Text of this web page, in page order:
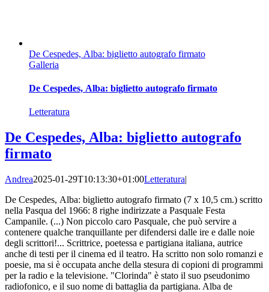
De Cespedes, Alba: biglietto autografo firmato
Galleria
De Cespedes, Alba: biglietto autografo firmato
Letteratura
De Cespedes, Alba: biglietto autografo
firmato
Andrea2025-01-29T10:13:30+01:00Letteratura|
De Cespedes, Alba: biglietto autografo firmato (7 x 10,5 cm.) scritto
nella Pasqua del 1966: 8 righe indirizzate a Pasquale Festa
Campanile. (...) Non piccolo caro Pasquale, che può servire a
contenere qualche tranquillante per difendersi dalle ire e dalle noie
degli scrittori!... Scrittrice, poetessa e partigiana italiana, autrice
anche di testi per il cinema ed il teatro. Ha scritto non solo romanzi e
poesie, ma si è occupata anche della stesura di copioni di programmi
per la radio e la televisione. "Clorinda" è stato il suo pseudonimo
radiofonico, e il suo nome di battaglia da partigiana. Alba de